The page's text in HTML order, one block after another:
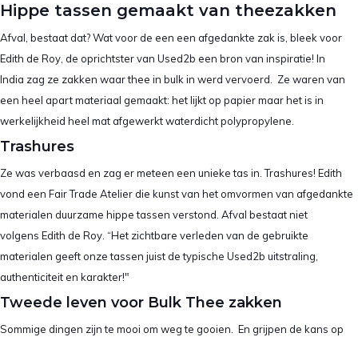
Hippe tassen gemaakt van theezakken
Afval, bestaat dat? Wat voor de een een afgedankte zak is, bleek voor
Edith de Roy, de oprichtster van Used2b een bron van inspiratie! In
India zag ze zakken waar thee in bulk in werd vervoerd. Ze waren van
een heel apart materiaal gemaakt: het lijkt op papier maar het is in
werkelijkheid heel mat afgewerkt waterdicht polypropylene.
Trashures
Ze was verbaasd en zag er meteen een unieke tas in. Trashures! Edith
vond een Fair Trade Atelier die kunst van het omvormen van afgedankte
materialen duurzame hippe tassen verstond. Afval bestaat niet
volgens Edith de Roy. “Het zichtbare verleden van de gebruikte
materialen geeft onze tassen juist de typische Used2b uitstraling,
authenticiteit en karakter!"
Tweede leven voor Bulk Thee zakken
Sommige dingen zijn te mooi om weg te gooien. En grijpen de kans op